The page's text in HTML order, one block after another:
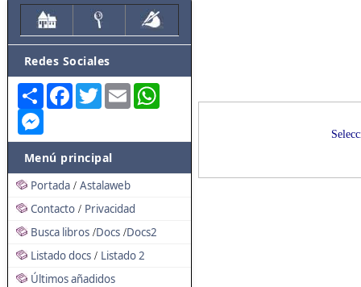
Redes Sociales
Share FacebookTwitterEmail
Menú principal
Portada / Astalaweb
Contacto / Privacidad
Busca libros /Docs /Docs2
Listado docs / Listado 2
Últimos añadidos